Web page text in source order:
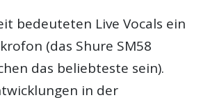
bedeuteten Live Vocals ein
(das Shure SM58
das beliebteste sein).
in der